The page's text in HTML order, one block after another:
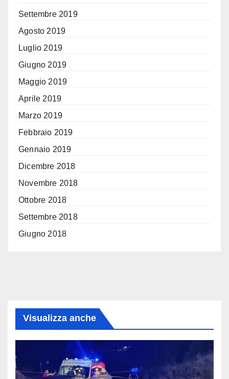
Settembre 2019
Agosto 2019
Luglio 2019
Giugno 2019
Maggio 2019
Aprile 2019
Marzo 2019
Febbraio 2019
Gennaio 2019
Dicembre 2018
Novembre 2018
Ottobre 2018
Settembre 2018
Giugno 2018
Visualizza anche